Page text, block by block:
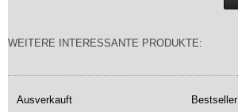
WEITERE INTERESSANTE PRODUKTE:
Ausverkauft Bestseller